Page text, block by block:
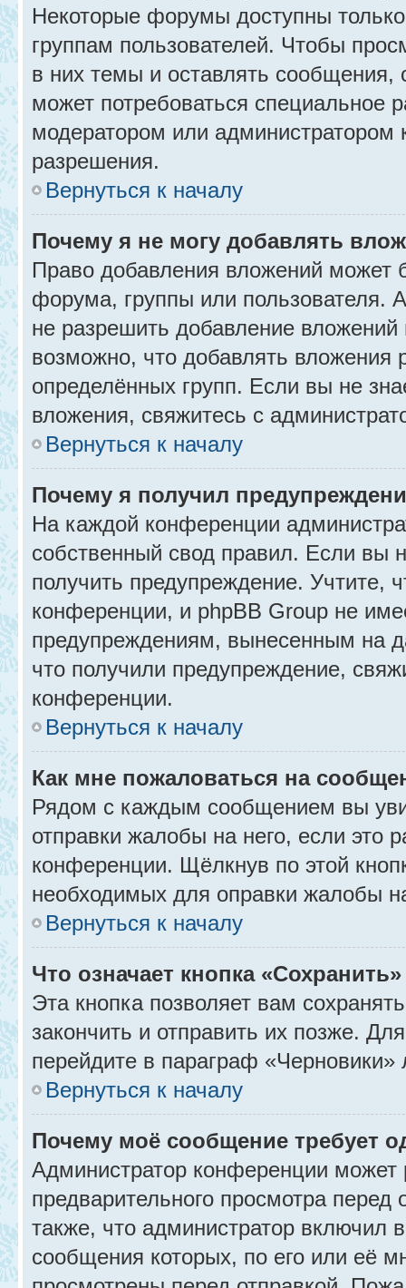
Некоторые форумы доступны
группам пользователей. Чтобы
в них темы и оставлять сообщения,
может потребоваться специальное
модератором или администратором
разрешения.
Вернуться к началу
Почему я не могу добавлять
Право добавления вложений может
форума, группы или пользователя.
не разрешить добавление
возможно, что добавлять вложения
определённых групп. Если вы не
вложения, свяжитесь с
Вернуться к началу
Почему я получил
На каждой конференции
собственный свод правил. Если вы
получить предупреждение. Учтите,
конференции, и phpBB Group не
предупреждениям, вынесенным на
что получили предупреждение,
конференции.
Вернуться к началу
Как мне пожаловаться на
Рядом с каждым сообщением вы
отправки жалобы на него, если это
конференции. Щёлкнув по этой
необходимых для оправки жалобы
Вернуться к началу
Что означает кнопка
Эта кнопка позволяет вам
закончить и отправить их позже.
перейдите в параграф «Черновики»
Вернуться к началу
Почему моё сообщение требует
Администратор конференции
предварительного просмотра
также, что администратор включил
сообщения которых, по его или её